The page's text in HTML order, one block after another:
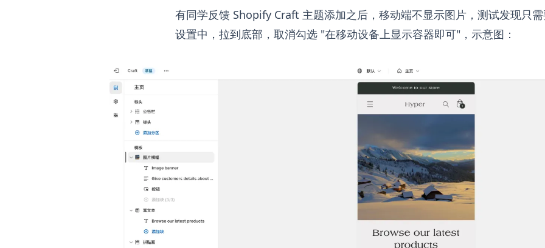
有同学反馈 Shopify Craft 主题添加之后，移动端不显示图片，测试发现只
设置中，拉到底部，取消勾选 "在移动设备上显示容器即可"，示意图：